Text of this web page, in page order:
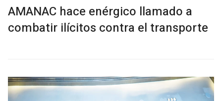
AMANAC hace enérgico llamado a
combatir ilícitos contra el transporte